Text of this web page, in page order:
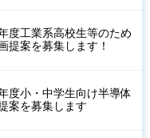
度工業系高校生等のため
提案を募集します！
度小・中学生向け半導体
案を募集します